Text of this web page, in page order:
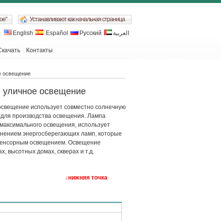
Устанавливают как начальная страница
English
Español Русский العربية
Контакты
освещение
уличное освещение
использует совместно солнечную
производства освещения. Лампа
освещения, использует
энергосберегающих ламп, которые
освещением. Освещение
высотных домах, скверах и т.д.
↓нижняя точка